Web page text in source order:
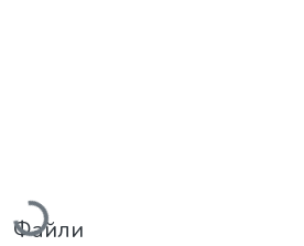
Вантажиться...
Файли